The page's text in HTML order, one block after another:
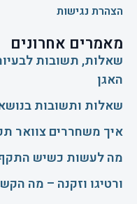
הצהרת נגישות
מאמרים אחרונים
שאלות, תשובות
האגן
שאלות ותשובות
איך משחררים צוואר
​מה לעשות כשיש התקף
ורטיגו וזקנה – מה